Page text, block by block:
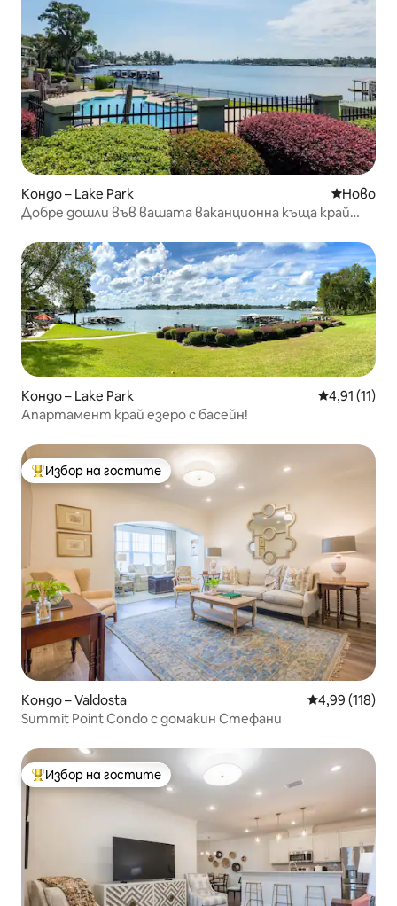
Кондо – Lake Park Ново
Ново
Добре дошли във вашата ваканционна къща край
Кондо – Lake Park Средна
4,91 (11)
Апартамент край езеро с басейн!
Най-популярен избор на гостите
Избор на гостите
Кондо – Valdosta Средна
4,99 (118)
Summit Point Condo с домакин Стефани
Най-популярен избор на гостите
Избор на гостите